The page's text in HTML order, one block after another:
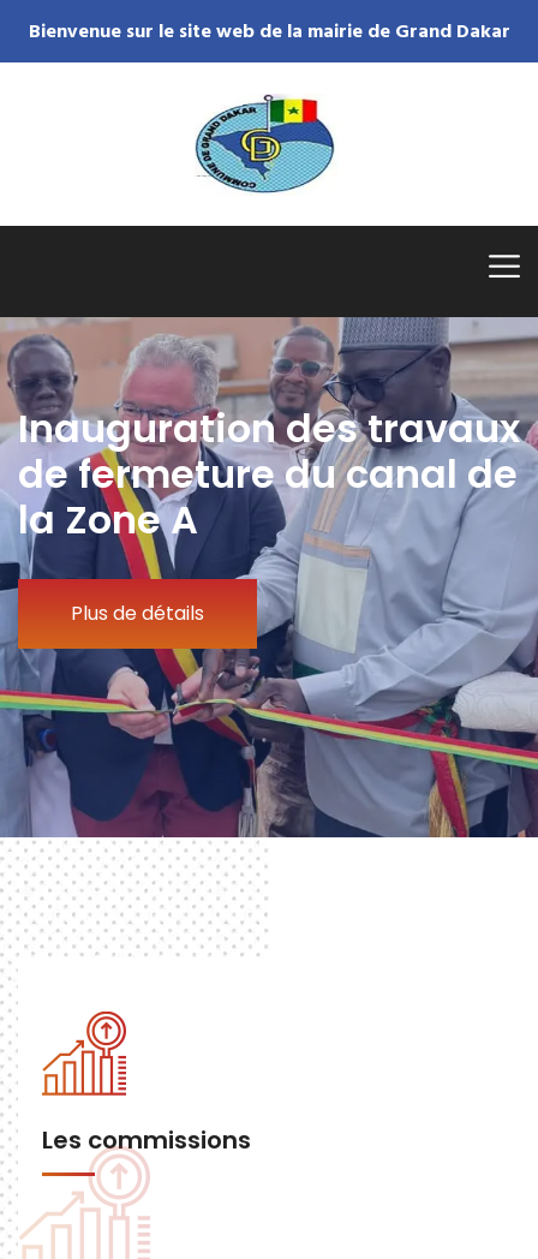
Bienvenue sur le site web de la mairie de Grand Dakar
Inauguration des travaux
de fermeture du canal de
la Zone A
Plus de détails
Les commissions